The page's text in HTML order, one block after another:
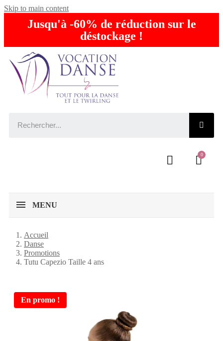
Skip to main content
Jusqu'à -60% de réduction sur le
déstockage !
MENU
Accueil
Danse
Promotions
Tutu Capezio Taille 4 ans
En promo !